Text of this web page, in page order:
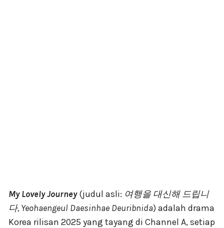
My Lovely Journey(judul asli: 여행을 대신해 드립니
다, Yeohaengeul Daesinhae Deuribnida) adalah drama
Korea rilisan 2025 yang tayang di Channel A, setiap